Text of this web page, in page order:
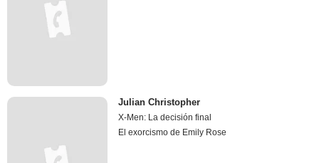
Julian Christopher
X-Men: La decisión final
El exorcismo de Emily Rose